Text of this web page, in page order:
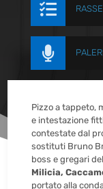


Pizzo a tappeto,
e intestazione
contestate dal
sostituti Bruno
boss e gregari
Milicia,
portato alla